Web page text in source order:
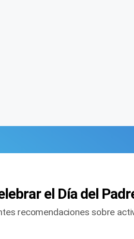
el Día del
recomendaciones sobre